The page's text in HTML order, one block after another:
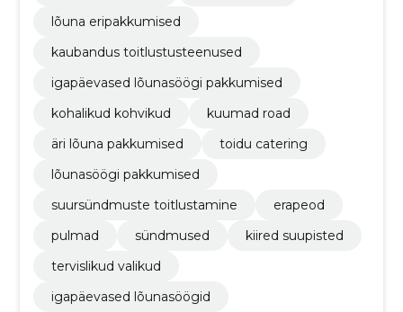
lõuna eripakkumised
kaubandus toitlustusteenused
igapäevased lõunasöögi pakkumised
kohalikud kohvikud
kuumad road
äri lõuna pakkumised
toidu catering
lõunasöögi pakkumised
suursündmuste toitlustamine
erapeod
pulmad
sündmused
kiired suupisted
tervislikud valikud
igapäevased lõunasöögid